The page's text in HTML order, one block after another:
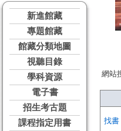
新進館藏
專題館藏
館藏分類地圖
視聽目錄
學科資源
電子書
招生考古題
課程指定用書
網站
找書